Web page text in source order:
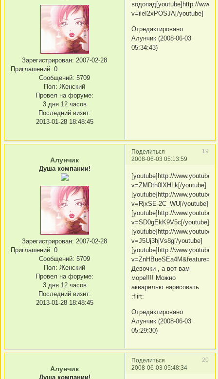
Зарегистрирован: 2007-02-28
Приглашений: 0
Сообщений: 5709
Пол: Женский
Провел на форуме:
3 дня 12 часов
Последний визит:
2013-01-28 18:48:45
водопад[youtube]http://
v=ileI2xPOSJA[/youtube]
Отредактировано
Алунчик (2008-06-03
05:34:43)
Поделиться
19
2008-06-03 05:13:59
Алунчик
Душа компании!
Зарегистрирован: 2007-02-28
Приглашений: 0
Сообщений: 5709
Пол: Женский
Провел на форуме:
3 дня 12 часов
Последний визит:
2013-01-28 18:48:45
[youtube]http://
v=ZMDth0lXHLk[/youtube]
[youtube]http://
v=RjxSE-2C_WU[/youtube]
[youtube]http://
v=SD0gEkK9V5c[/youtube]
[youtube]http://
v=J5Uj3hjVs8g[/youtube]
[youtube]http://
Девочки , а вот вам
море!!!! Можно
акварелью нарисовать
:flirt:
Отредактировано
Алунчик (2008-06-03
05:29:30)
Поделиться
20
2008-06-03 05:48:34
Алунчик
Душа компании!